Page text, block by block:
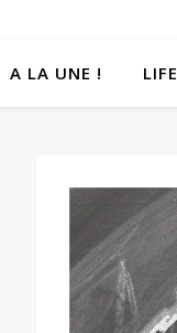
A LA UNE !